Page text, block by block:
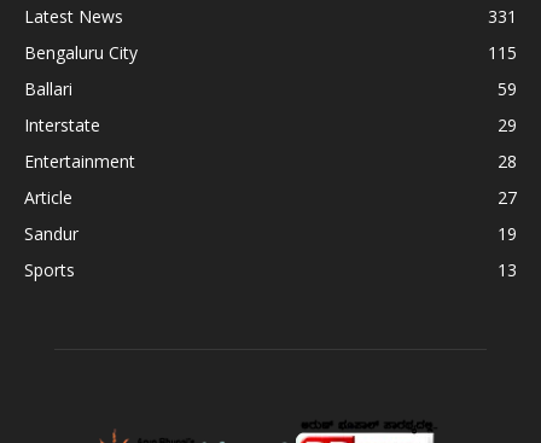
Latest News
331
Bengaluru City
115
Ballari
59
Interstate
29
Entertainment
28
Article
27
Sandur
19
Sports
13